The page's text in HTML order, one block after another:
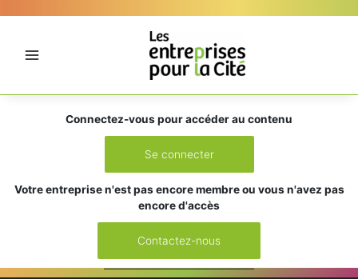
Connectez-vous pour accéder au contenu
Se connecter
Votre entreprise n'est pas encore membre ou vous n'avez pas
encore d'accès
Contactez-nous